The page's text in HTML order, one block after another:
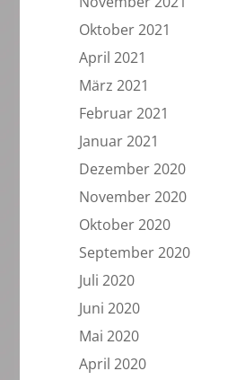
Oktober 2021
April 2021
März 2021
Februar 2021
Januar 2021
Dezember 2020
November 2020
Oktober 2020
September 2020
Juli 2020
Juni 2020
Mai 2020
April 2020